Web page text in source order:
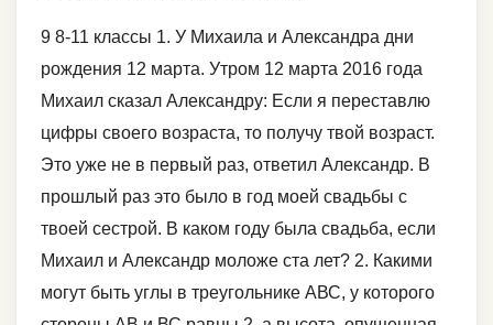
9 8-11 классы 1. У Михаила и Александра дни
рождения 12 марта. Утром 12 марта 2016 года
Михаил сказал Александру: Если я переставлю
цифры своего возраста, то получу твой возраст.
Это уже не в первый раз, ответил Александр. В
прошлый раз это было в год моей свадьбы с
твоей сестрой. В каком году была свадьба, если
Михаил и Александр моложе ста лет? 2. Какими
могут быть углы в треугольнике АВС, у которого